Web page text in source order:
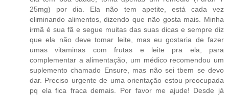
25mg) por dia. Ela não tem apetite, está cada vez
eliminando alimentos, dizendo que não gosta mais. Minha
irmã é sua fã e segue muitas das suas dicas e sempre diz
que ela não deve tomar leite, mas eu gostaria de fazer
umas vitaminas com frutas e leite pra ela, para
complementar a alimentação, um médico recomendou um
suplemento chamado Ensure, mas não sei tbem se devo
dar. Preciso urgente de uma orientação estou preocupada
pq ela fica fraca demais. Por favor me ajude! Desde já